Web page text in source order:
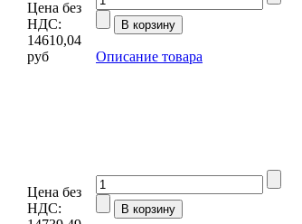
Цена без
НДС:
14610,04
руб
Описание товара
Цена без
НДС: